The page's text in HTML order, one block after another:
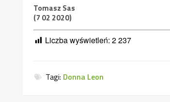
Tomasz Sas
(7 02 2020)
Liczba wyświetleń: 2 237
Tagi: Donna Leon